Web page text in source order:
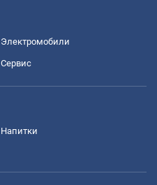
Электромобили
Сервис
Напитки